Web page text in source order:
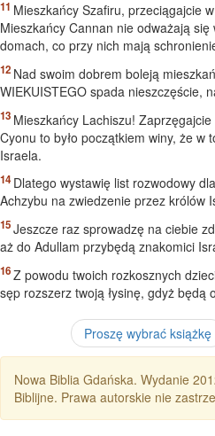
Mieszkańcy Szafiru, przeciągajcie
Mieszkańcy Cannan nie odważają się
domach, co przy nich mają
Nad swoim dobrem boleją
WIEKUISTEGO spada nieszczęście,
Mieszkańcy Lachiszu!
Cyonu to było początkiem winy, że w
Israela.
Dlatego wystawię list rozwodowy
Achzybu na zwiedzenie przez królów
Jeszcze raz sprowadzę na ciebie
aż do Adullam przybędą znakomici
Z powodu twoich rozkosznych
sęp rozszerz twoją łysinę, gdyż będą
Proszę wybrać książkę
Nowa Biblia Gdańska. Wydanie
Biblijne. Prawa autorskie nie